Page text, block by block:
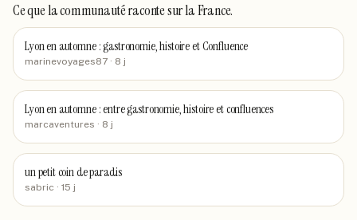
Ce que la communauté racontesur la France.
Lyon en automne : gastronomie, histoire et Confluence
marinevoyages87 · 8 j
Lyon en automne : entre gastronomie, histoire et confluences
marcaventures · 8 j
un petit coin de paradis
sabric · 15 j